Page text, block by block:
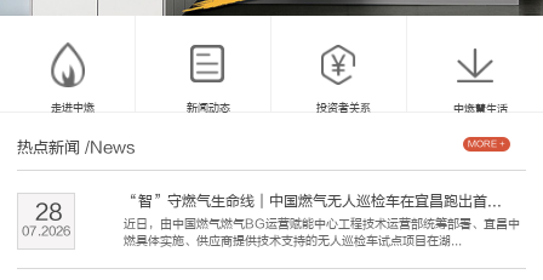
走进中燃 新闻动态 投资者关系 中燃慧生活
热点新闻 /News
“智”守燃气生命线｜中国燃气无人巡检车在宜昌跑出首...
近日，由中国燃气燃气BG运营赋能中心工程技术运营部统筹部署、宜昌中
燃具体实施、供应商提供技术支持的无人巡检车试点项目在湖...
07.2026
28
MORE +